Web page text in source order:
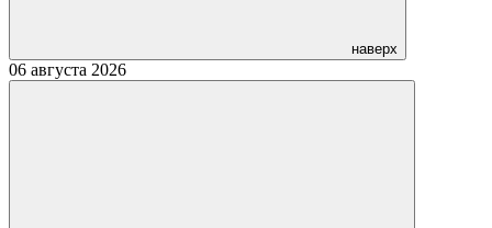
наверх
06 августа 2026